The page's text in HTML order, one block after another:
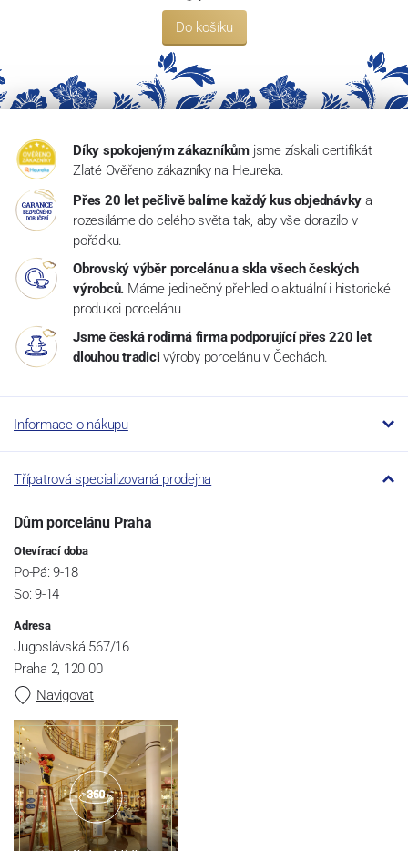
Do košíku
Díky spokojeným zákazníkům jsme získali certifikát
Zlaté Ověřeno zákazníky na Heureka.
Přes 20 let pečlivě balíme každý kus objednávky a
rozesíláme do celého světa tak, aby vše dorazilo v
pořádku.
Obrovský výběr porcelánu a skla všech českých
výrobců. Máme jedinečný přehled o aktuální i historické
produkci porcelánu
Jsme česká rodinná firma podporující přes 220 let
dlouhou tradici výroby porcelánu v Čechách.
Informace o nákupu
Třípatrová specializovaná prodejna
Dům porcelánu Praha
Otevírací doba
Po-Pá: 9-18
So: 9-14
Adresa
Jugoslávská 567/16
Praha 2, 120 00
Navigovat